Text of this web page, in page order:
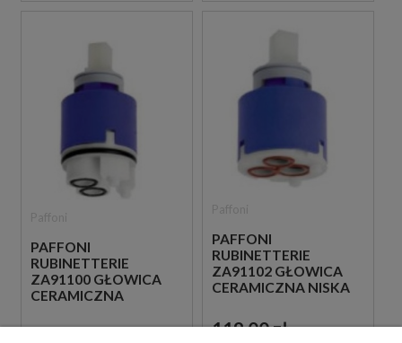
PAFFONI
RUBINETTERIE
ZA91100 GŁOWICA
CERAMICZNA
PAFFONI
RUBINETTERIE
ZA91102 GŁOWICA
CERAMICZNA NISKA
119,00 zł szt.